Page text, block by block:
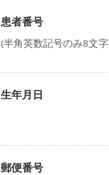
患者番号
(半角英数記号のみ8文
生年月日
郵便番号